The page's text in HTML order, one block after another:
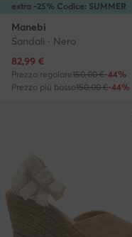
extra -25% Codice: SUMMER
Manebi
Sandali · Nero
Prezzo attuale
82,99 €
Prezzo regolare150,00 €-44%
Prezzo più basso150,00 €-44%